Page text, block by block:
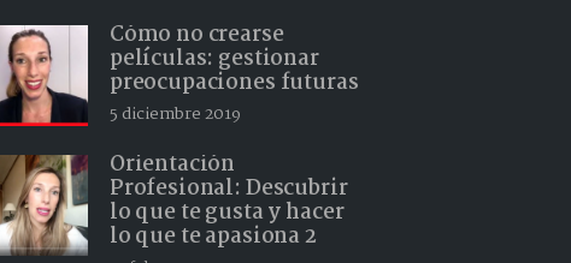
Cómo no crearse
películas: gestionar
preocupaciones futuras
5 diciembre 2019
Orientación
Profesional: Descubrir
lo que te gusta y hacer
lo que te apasiona 2